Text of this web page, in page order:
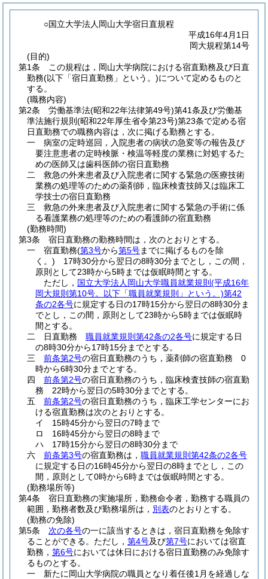
○国立大学法人岡山大学宿日直規程
平成16年4月1日
岡大規程第14号
(目的)
第1条
この規程は，岡山大学病院における宿直勤務及び日直
勤務(以下「宿日直勤務」という。)について定めるものと
する。
(職務内容)
第2条
労働基準法(昭和22年法律第49号)第41条及び労働基
準法施行規則 (昭和22年厚生省令第23号)第23条で定める宿
日直勤務での職務内容は，次に掲げる勤務とする。
一
病室の定時巡回，入院患者の病状の急変等の報告及び
要注意患者の定時検脈・検温等軽度の業務に対処するた
めの医師又は歯科医師の宿日直勤務
二
救急の外来患者及び入院患者に関する緊急の医療技術
業務の処理等のための薬剤師，臨床検査技師又は臨床工
学技士の宿日直勤務
三
救急の外来患者及び入院患者に関する緊急の手術に係
る看護業務の処理等のための看護師の宿直勤務
(勤務時間)
第3条
宿日直勤務の勤務時間は，次のとおりとする。
一
宿直勤務(第3号から第5号までに掲げるものを除
く。) 17時30分から翌日の8時30分までとし，この間，
原則として23時から5時までは仮眠時間とする。
ただし， 国立大学法人岡山大学職員就業規則 (平成16年
岡大規則第10号。以下「職員就業規則」という。)第42
条の2各号に規定する日の17時15分から翌日の8時30分ま
でとし，この間，原則として23時から5時までは仮眠時
間とする。
二
日直勤務 職員就業規則第42条の2各号に規定する日
の8時30分から17時15分までとする。
三
前条第2号の宿日直勤務のうち，薬剤師の宿直勤務 0
時から6時30分までとする。
四
前条第2号の宿日直勤務のうち，臨床検査技師の宿直勤
務 22時から翌日の5時30分までとする。
五
前条第2号の宿日直勤務のうち，臨床工学センターにお
ける宿直勤務は次のとおりとする。
イ
15時45分から翌日の7時まで
ロ
16時45分から翌日の8時まで
ハ
17時15分から翌日の8時30分まで
六
前条第3号の宿直勤務は， 職員就業規則第42条の2各号
に規定する日の16時45分から翌日の8時までとし，この
間，原則として0時から6時までは仮眠時間とする。
(勤務場所等)
第4条
宿日直勤務の実施場所，勤務命令者，勤務する職員の
範囲，勤務者数及び勤務場所は， 別表のとおりとする。
(勤務の免除)
第5条
次の各号の一に該当するときは，宿日直勤務を免除す
ることができる。 ただし， 第4号及び第7号においては宿直
勤務， 第6号においては休日における宿日直勤務のみ免除す
るものとする。
一
新たに岡山大学病院の職員となり着任後1月を経過しな